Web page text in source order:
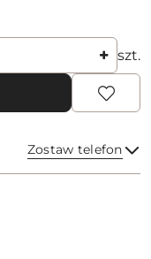
szt.
Zostaw telefon